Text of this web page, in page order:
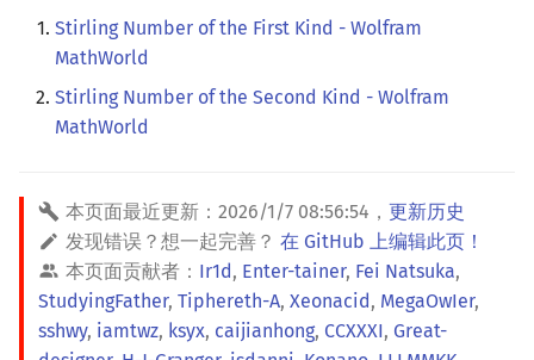
Stirling Number of the First Kind - Wolfram
MathWorld
Stirling Number of the Second Kind - Wolfram
MathWorld
本页面最近更新： 2026/1/7 08:56:54 ， 更新历史
发现错误？想一起完善？ 在 GitHub 上编辑此页！
本页面贡献者： Ir1d , Enter-tainer, Fei Natsuka,
StudyingFather, Tiphereth-A, Xeonacid , MegaOwIer,
sshwy, iamtwz, ksyx, caijianhong, CCXXXI, Great-